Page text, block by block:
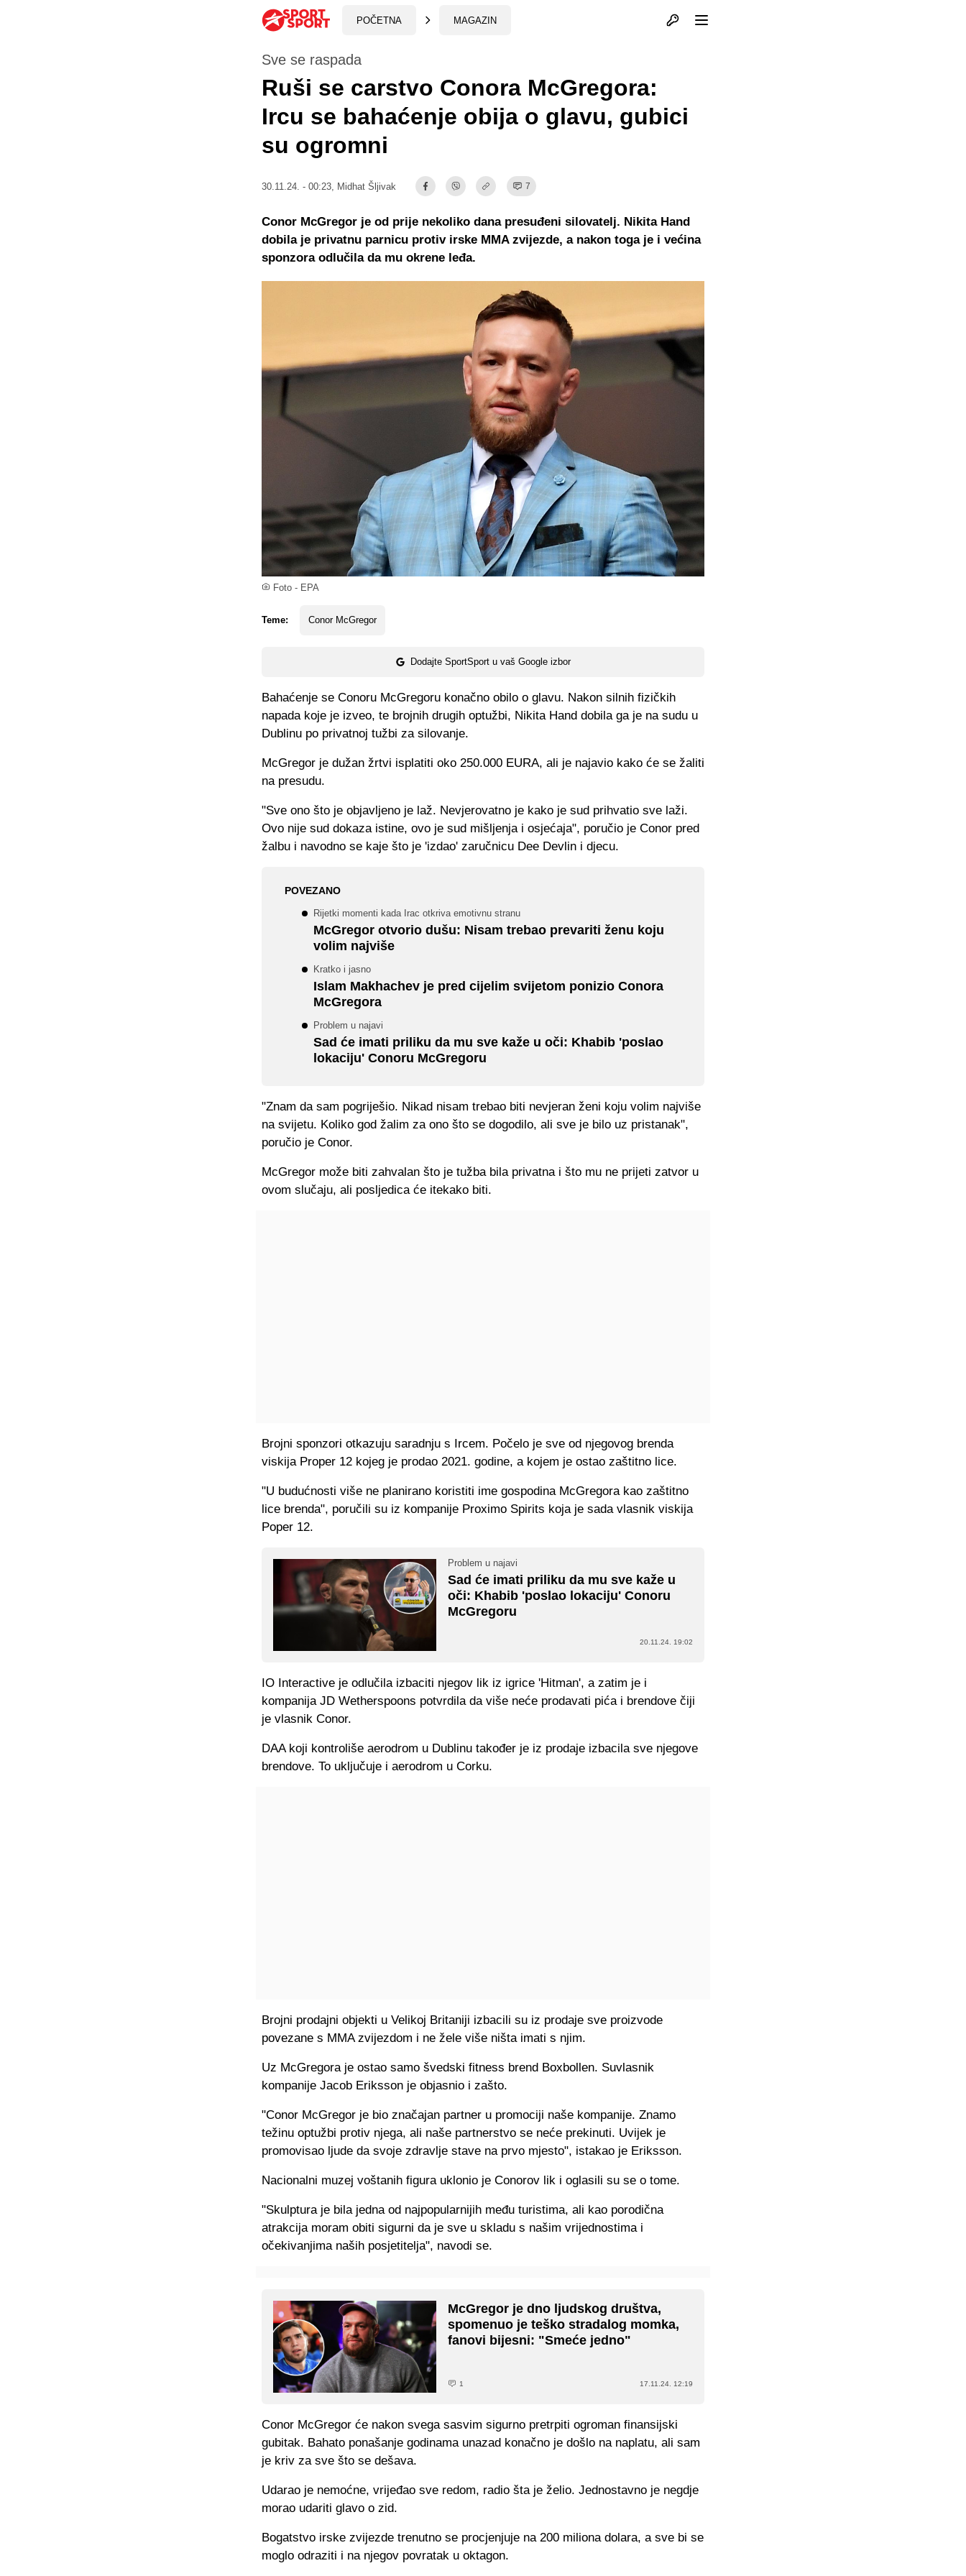
POČETNA MAGAZIN Otvori profil
Foto - EPA
Sve se raspada
Ruši se carstvo Conora McGregora:
Ircu se bahaćenje obija o glavu, gubici
su ogromni
30.11.24. - 00:23, Midhat Šljivak 7
Teme: Conor McGregor
Dodajte SportSport u vaš Google izbor
Conor McGregor je od prije nekoliko dana presuđeni silovatelj. Nikita Hand
dobila je privatnu parnicu protiv irske MMA zvijezde, a nakon toga je i većina
sponzora odlučila da mu okrene leđa.
Bahaćenje se Conoru McGregoru konačno obilo o glavu. Nakon silnih fizičkih
napada koje je izveo, te brojnih drugih optužbi, Nikita Hand dobila ga je na sudu u
Dublinu po privatnoj tužbi za silovanje.
McGregor je dužan žrtvi isplatiti oko 250.000 EURA, ali je najavio kako će se žaliti
na presudu.
"Sve ono što je objavljeno je laž. Nevjerovatno je kako je sud prihvatio sve laži.
Ovo nije sud dokaza istine, ovo je sud mišljenja i osjećaja", poručio je Conor pred
žalbu i navodno se kaje što je 'izdao' zaručnicu Dee Devlin i djecu.
POVEZANO
Rijetki momenti kada Irac otkriva emotivnu stranu
McGregor otvorio dušu: Nisam trebao prevariti ženu koju
volim najviše
Kratko i jasno
Islam Makhachev je pred cijelim svijetom ponizio Conora
McGregora
Problem u najavi
Sad će imati priliku da mu sve kaže u oči: Khabib 'poslao
lokaciju' Conoru McGregoru
"Znam da sam pogriješio. Nikad nisam trebao biti nevjeran ženi koju volim najviše
na svijetu. Koliko god žalim za ono što se dogodilo, ali sve je bilo uz pristanak",
poručio je Conor.
McGregor može biti zahvalan što je tužba bila privatna i što mu ne prijeti zatvor u
ovom slučaju, ali posljedica će itekako biti.
Brojni sponzori otkazuju saradnju s Ircem. Počelo je sve od njegovog brenda
viskija Proper 12 kojeg je prodao 2021. godine, a kojem je ostao zaštitno lice.
"U budućnosti više ne planirano koristiti ime gospodina McGregora kao zaštitno
lice brenda", poručili su iz kompanije Proximo Spirits koja je sada vlasnik viskija
Poper 12.
Problem u najavi
Sad će imati priliku da mu sve kaže u
oči: Khabib 'poslao lokaciju' Conoru
McGregoru
20.11.24. 19:02
IO Interactive je odlučila izbaciti njegov lik iz igrice 'Hitman', a zatim je i
kompanija JD Wetherspoons potvrdila da više neće prodavati pića i brendove čiji
je vlasnik Conor.
DAA koji kontroliše aerodrom u Dublinu također je iz prodaje izbacila sve njegove
brendove. To uključuje i aerodrom u Corku.
Brojni prodajni objekti u Velikoj Britaniji izbacili su iz prodaje sve proizvode
povezane s MMA zvijezdom i ne žele više ništa imati s njim.
Uz McGregora je ostao samo švedski fitness brend Boxbollen. Suvlasnik
kompanije Jacob Eriksson je objasnio i zašto.
"Conor McGregor je bio značajan partner u promociji naše kompanije. Znamo
težinu optužbi protiv njega, ali naše partnerstvo se neće prekinuti. Uvijek je
promovisao ljude da svoje zdravlje stave na prvo mjesto", istakao je Eriksson.
Nacionalni muzej voštanih figura uklonio je Conorov lik i oglasili su se o tome.
"Skulptura je bila jedna od najpopularnijih među turistima, ali kao porodična
atrakcija moram obiti sigurni da je sve u skladu s našim vrijednostima i
očekivanjima naših posjetitelja", navodi se.
McGregor je dno ljudskog društva,
spomenuo je teško stradalog momka,
fanovi bijesni: "Smeće jedno"
1 17.11.24. 12:19
Conor McGregor će nakon svega sasvim sigurno pretrpiti ogroman finansijski
gubitak. Bahato ponašanje godinama unazad konačno je došlo na naplatu, ali sam
je kriv za sve što se dešava.
Udarao je nemoćne, vrijeđao sve redom, radio šta je želio. Jednostavno je negdje
morao udariti glavo o zid.
Bogatstvo irske zvijezde trenutno se procjenjuje na 200 miliona dolara, a sve bi se
moglo odraziti i na njegov povratak u oktagon.